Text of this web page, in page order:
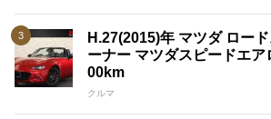
H.27(2015)年 マツダ ロー
ーナー マツダスピードエア
00km
クルマ